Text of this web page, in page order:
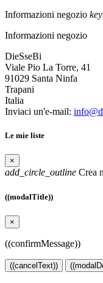
Informazioni negozio
Informazioni negozio
DieSseBi
Viale Pio La Torre, 41
91029 Santa Ninfa
Trapani
Italia
Inviaci un'e-mail:
Le mie liste
×
add_circle_outline Crea
((modalTitle))
×
((confirmMessage))
((cancelText))